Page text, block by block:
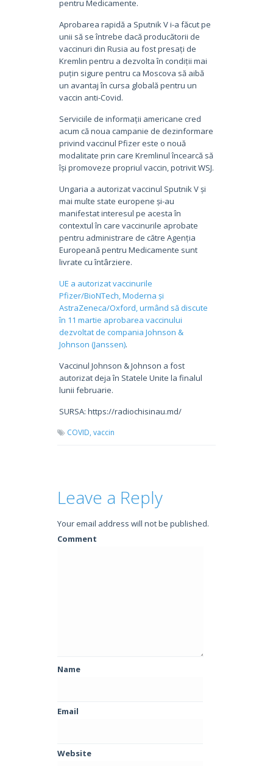
pentru Medicamente.
Aprobarea rapidă a Sputnik V i-a făcut pe
unii să se întrebe dacă producătorii de
vaccinuri din Rusia au fost presați de
Kremlin pentru a dezvolta în condiții mai
puțin sigure pentru ca Moscova să aibă
un avantaj în cursa globală pentru un
vaccin anti-Covid.
Serviciile de informații americane cred
acum că noua campanie de dezinformare
privind vaccinul Pfizer este o nouă
modalitate prin care Kremlinul încearcă să
își promoveze propriul vaccin, potrivit WSJ.
Ungaria a autorizat vaccinul Sputnik V și
mai multe state europene și-au
manifestat interesul pe acesta în
contextul în care vaccinurile aprobate
pentru administrare de către Agenția
Europeană pentru Medicamente sunt
livrate cu întârziere.
UE a autorizat vaccinurile
Pfizer/BioNTech, Moderna și
AstraZeneca/Oxford, urmând să discute
în 11 martie aprobarea vaccinului
dezvoltat de compania Johnson &
Johnson (Janssen).
Vaccinul Johnson & Johnson a fost
autorizat deja în Statele Unite la finalul
lunii februarie.
SURSA: https://radiochisinau.md/
COVID, vaccin
Leave a Reply
Your email address will not be published.
Comment
Name
Email
Website